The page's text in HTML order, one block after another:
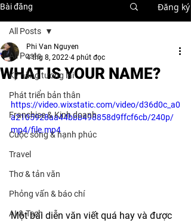
Bài đăng Đăng ký
All Posts
Kỹ năng tương lai
Phát triển bản thân
Franchise & Kinh doanh
Cuộc sống & hạnh phúc
Travel
Thơ & tản văn
Phỏng vấn & báo chí
AI & Tech
All Posts
WHAT IS YOUR NAME?
Phi Van Nguyen
4 thg 8, 2022 4 phút đọc
https://video.wixstatic.com/video/d36d0c_a0
a2105928aa44bbb498858d9ffcf6cb/240p/
mp4/file.mp4
Một bài diễn văn viết quá hay và được